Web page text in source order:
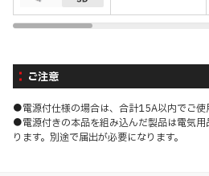
ご注意
●電源付仕様の場合は、合計15A以内でご使
●電源付きの本品を組み込んだ製品は電気用
ります。別途で届出が必要になります。